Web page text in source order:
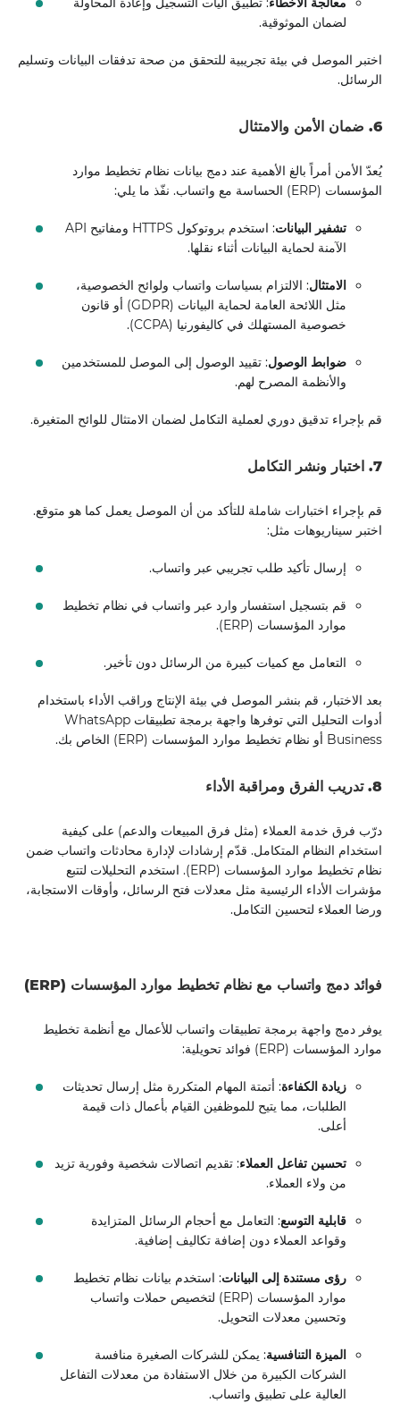
لضمان الموثوقية.
اختبر الموصل في بيئة تجريبية للتحقق من صحة تدفقات البيانات وتسليم
الرسائل.
6. ضمان الأمن والامتثال
يُعدّ الأمن أمراً بالغ الأهمية عند دمج بيانات نظام تخطيط موارد
المؤسسات (ERP) الحساسة مع واتساب. نفّذ ما يلي:
تشفير البيانات
: استخدم بروتوكول HTTPS ومفاتيح API
الآمنة لحماية البيانات أثناء نقلها.
الامتثال: الالتزام بسياسات واتساب ولوائح الخصوصية،
مثل اللائحة العامة لحماية البيانات (GDPR) أو قانون
خصوصية المستهلك في كاليفورنيا (CCPA).
ضوابط الوصول: تقييد الوصول إلى الموصل للمستخدمين
والأنظمة المصرح لهم.
قم بإجراء تدقيق دوري لعملية التكامل لضمان الامتثال للوائح المتغيرة.
7. اختبار ونشر التكامل
قم بإجراء اختبارات شاملة للتأكد من أن الموصل يعمل كما هو متوقع.
اختبر سيناريوهات مثل:
إرسال تأكيد طلب تجريبي عبر واتساب.
قم بتسجيل استفسار وارد عبر واتساب في نظام تخطيط
موارد المؤسسات (ERP).
التعامل مع كميات كبيرة من الرسائل دون تأخير.
بعد الاختبار، قم بنشر الموصل في بيئة الإنتاج وراقب الأداء باستخدام
أدوات التحليل التي توفرها واجهة برمجة تطبيقات WhatsApp
Business أو نظام تخطيط موارد المؤسسات (ERP) الخاص بك.
8. تدريب الفرق ومراقبة الأداء
درّب فرق خدمة العملاء (مثل فرق المبيعات والدعم) على كيفية
استخدام النظام المتكامل. قدّم إرشادات لإدارة محادثات واتساب ضمن
نظام تخطيط موارد المؤسسات (ERP). استخدم التحليلات لتتبع
مؤشرات الأداء الرئيسية مثل معدلات فتح الرسائل، وأوقات الاستجابة،
ورضا العملاء لتحسين التكامل.
فوائد دمج واتساب مع نظام تخطيط موارد المؤسسات (ERP)
يوفر دمج واجهة برمجة تطبيقات واتساب للأعمال مع أنظمة تخطيط
موارد المؤسسات (ERP) فوائد تحويلية:
زيادة الكفاءة: أتمتة المهام المتكررة مثل إرسال تحديثات
الطلبات، مما يتيح للموظفين القيام بأعمال ذات قيمة
أعلى.
تحسين تفاعل العملاء: تقديم اتصالات شخصية وفورية تزيد
من ولاء العملاء.
قابلية التوسع: التعامل مع أحجام الرسائل المتزايدة
وقواعد العملاء دون إضافة تكاليف إضافية.
رؤى مستندة إلى البيانات: استخدم بيانات نظام تخطيط
موارد المؤسسات (ERP) لتخصيص حملات واتساب
وتحسين معدلات التحويل.
الميزة التنافسية: يمكن للشركات الصغيرة منافسة
الشركات الكبيرة من خلال الاستفادة من معدلات التفاعل
العالية على تطبيق واتساب.